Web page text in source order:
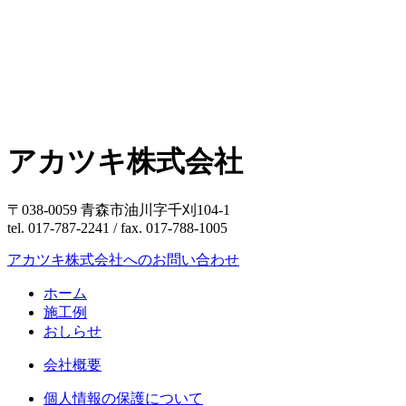
アカツキ株式会社
〒038-0059 青森市油川字千刈104-1
tel. 017-787-2241 / fax. 017-788-1005
アカツキ株式会社へのお問い合わせ
ホーム
施工例
おしらせ
会社概要
個人情報の保護について